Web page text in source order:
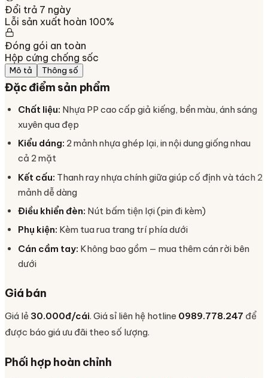
Đổi trả 7 ngày
Lỗi sản xuất hoàn 100%
Đóng gói an toàn
Hộp cứng chống sốc
Mô tả Thông số
Đặc điểm sản phẩm
Chất liệu: Nhựa PP cao cấp giả kiếng, bền màu, ánh sáng
xuyên qua đẹp
Kiểu dáng: 2 mảnh nhựa ghép lại, in nội dung giống nhau
cả 2 mặt
Kết cấu: Thanh ray nhựa chính giữa giúp cố định và tách 2
mảnh dễ dàng
Điều khiển đèn: Nút bấm tiện lợi (pin đi kèm)
Phụ kiện: Kèm tua rua trang trí phía dưới
Cán cầm tay: Không bao gồm — mua thêm cán rời bên
dưới
Giá bán
Giá lẻ 30.000đ/cái. Giá sỉ liên hệ hotline 0989.778.247 để
được báo giá ưu đãi theo số lượng.
Phối hợp hoàn chỉnh